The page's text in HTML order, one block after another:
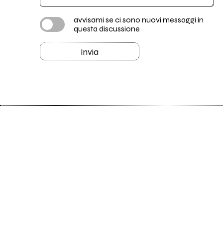
avvisami se ci sono nuovi messaggi in
questa discussione
Invia